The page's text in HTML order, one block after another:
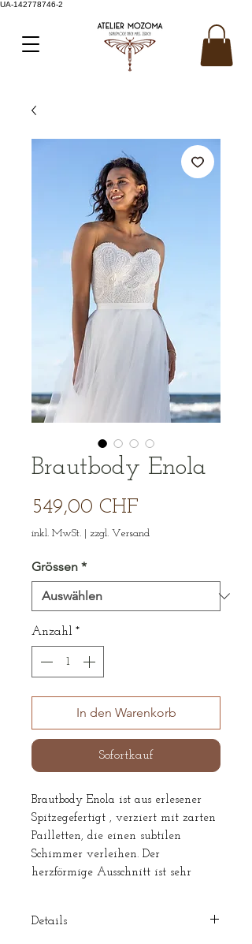
UA-142778746-2
Brautbody Enola
549,00 CHF
inkl. MwSt. | zzgl. Versand
Grössen *
Anzahl *
In den Warenkorb
Sofortkauf
Brautbody Enola ist aus erlesener
Spitzegefertigt , verziert mit zarten
Pailletten, die einen subtilen
Schimmer verleihen. Der
herzförmige Ausschnitt ist sehr
Note.
Details